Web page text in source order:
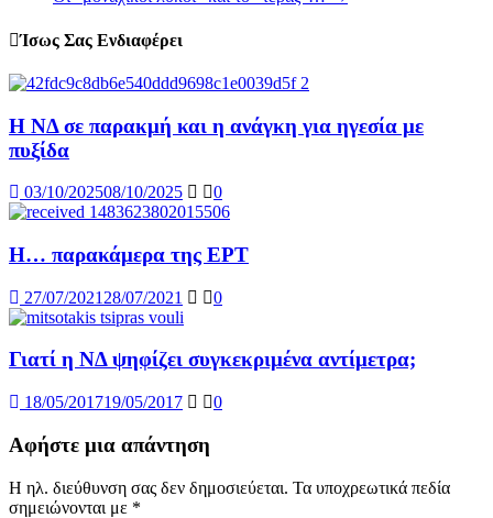
Ίσως Σας Ενδιαφέρει
Η ΝΔ σε παρακμή και η ανάγκη για ηγεσία με
πυξίδα
03/10/202508/10/2025 0
Η… παρακάμερα της ΕΡΤ
27/07/2021 28/07/2021 0
Γιατί η ΝΔ ψηφίζει συγκεκριμένα αντίμετρα;
18/05/201719/05/2017 0
Αφήστε μια απάντηση
Η ηλ. διεύθυνση σας δεν δημοσιεύεται. Τα υποχρεωτικά πεδία
σημειώνονται με *